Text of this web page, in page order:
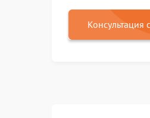
Консультация